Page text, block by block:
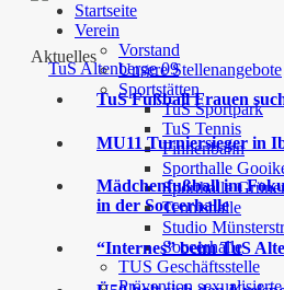
Startseite
Verein
Vorstand
Unsere Stellenangebote
Sportstätten
TuS Sportpark
TuS Tennis
Finnenbahn
Sporthalle
Sporthalle
Tennishalle
Studio
Soccerhalle
TUS Geschäftsstelle
Prävention
Aktuelles
TuS Fußball Frauen
MU11 Turniersieger in
Mädchenfußball im
in der Soccerhalle
“Internes” beim TuS